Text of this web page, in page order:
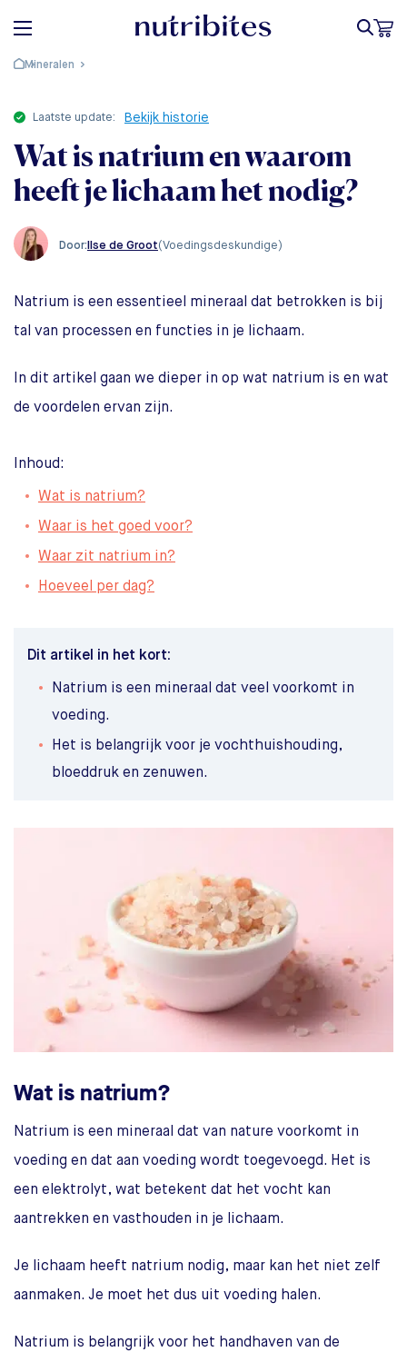
Mineralen
laatste update: Bekijk historie
Wat is natrium en waarom
heeft je lichaam het nodig?
Door: Ilse de Groot(Voedingsdeskundige)
Natrium is een essentieel mineraal dat betrokken is bij
tal van processen en functies in je lichaam.
In dit artikel gaan we dieper in op wat natrium is en wat
de voordelen ervan zijn.
Inhoud:
Wat is natrium?
Waar is het goed voor?
Waar zit natrium in?
Hoeveel per dag?
Dit artikel in het kort:
Natrium is een mineraal dat veel voorkomt in
voeding.
Het is belangrijk voor je vochthuishouding,
bloeddruk en zenuwen.
Wat is natrium?
Natrium is een mineraal dat van nature voorkomt in
voeding en dat aan voeding wordt toegevoegd. Het is
een elektrolyt, wat betekent dat het vocht kan
aantrekken en vasthouden in je lichaam.
Je lichaam heeft natrium nodig, maar kan het niet zelf
aanmaken. Je moet het dus uit voeding halen.
Natrium is belangrijk voor het handhaven van de